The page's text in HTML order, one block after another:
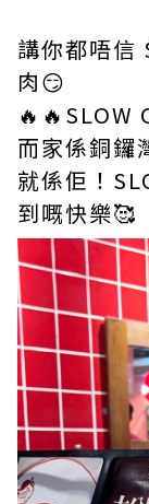
講你都唔信
肉😏
🔥🔥SLOW
而家係銅鑼
就係佢！
到嘅快樂🥰